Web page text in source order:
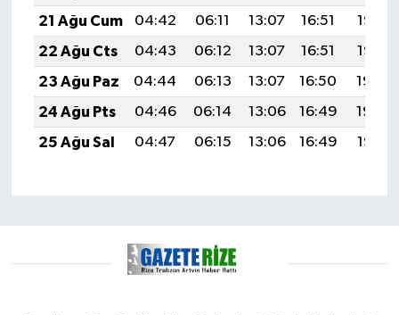
21 Ağu Cum
04:42 06:11 13:07 16:51
19:53
22 Ağu Cts
04:43 06:12 13:07 16:51
19:52
23 Ağu Paz
04:44 06:13 13:07 16:50
19:50
24 Ağu Pts
04:46 06:14 13:06 16:49
19:49
25 Ağu Sal
04:47 06:15 13:06 16:49 19:47